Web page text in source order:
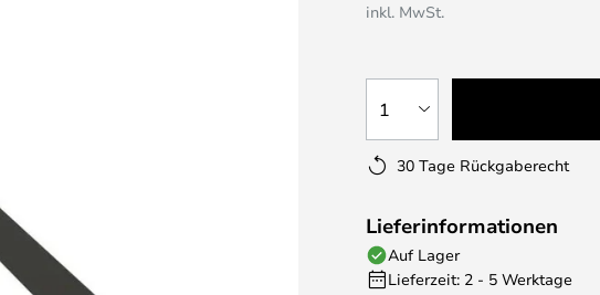
inkl. MwSt.
1
30 Tage Rückgaberecht
Lieferinformationen
Auf Lager
Lieferzeit: 2 - 5 Werktage